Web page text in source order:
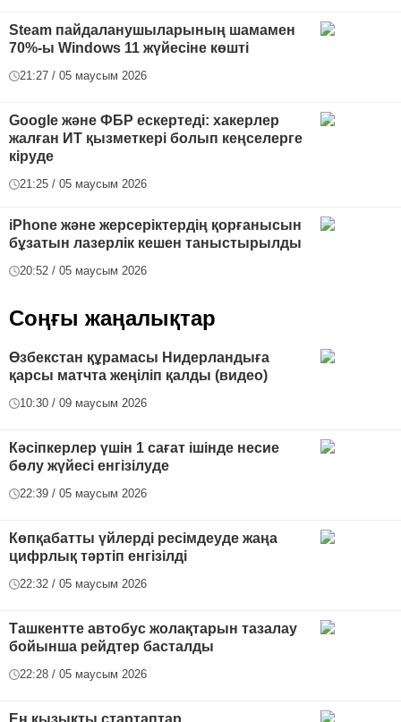
Steam пайдаланушыларының шамамен
70%-ы Windows 11 жүйесіне көшті
21:27 / 05 маусым 2026
Google және ФБР ескертеді: хакерлер
жалған ИТ қызметкері болып кеңселерге
кіруде
21:25 / 05 маусым 2026
iPhone және жерсеріктердің қорғанысын
бұзатын лазерлік кешен таныстырылды
20:52 / 05 маусым 2026
Соңғы жаңалықтар
Өзбекстан құрамасы Нидерландыға
қарсы матчта жеңіліп қалды (видео)
10:30 / 09 маусым 2026
Кәсіпкерлер үшін 1 сағат ішінде несие
бөлу жүйесі енгізілуде
22:39 / 05 маусым 2026
Көпқабатты үйлерді ресімдеуде жаңа
цифрлық тәртіп енгізілді
22:32 / 05 маусым 2026
Ташкентте автобус жолақтарын тазалау
бойынша рейдтер басталды
22:28 / 05 маусым 2026
Ең қызықты стартаптар